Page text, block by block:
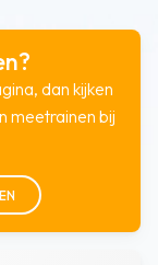
dan kijken
meetrainen bij